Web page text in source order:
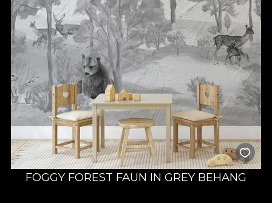
FOGGY FOREST FAUN IN GREY BEHANG